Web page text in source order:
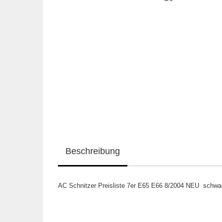
Beschreibung
AC Schnitzer Preisliste 7er E65 E66 8/2004 NEU